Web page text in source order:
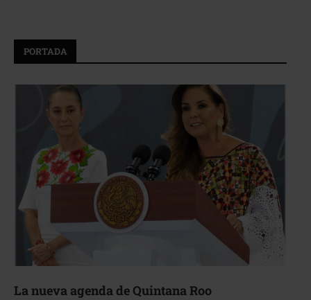
PORTADA
La nueva agenda de Quintana Roo